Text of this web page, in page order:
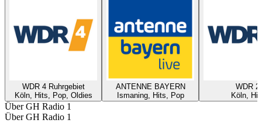
WDR 4 Ruhrgebiet
Köln, Hits, Pop, Oldies
ANTENNE BAYERN
Ismaning, Hits, Pop
WDR 2
Köln,
Über GH Radio 1
Über GH Radio 1